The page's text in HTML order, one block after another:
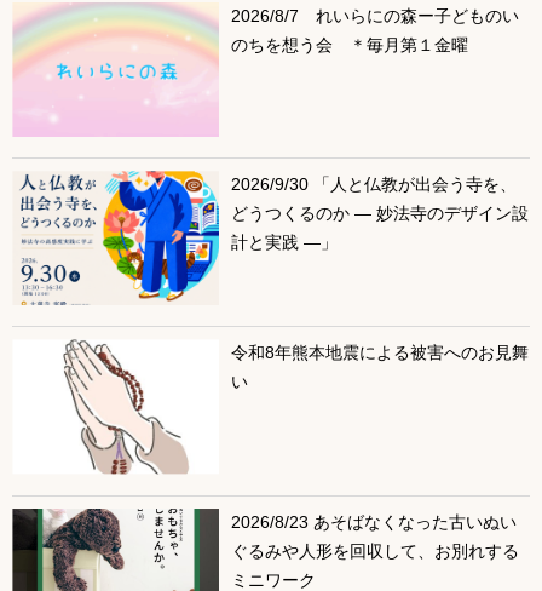
2026/8/7 れいらにの森ー子どものい
のちを想う会 ＊毎月第１金曜
2026/9/30 「人と仏教が出会う寺を、
どうつくるのか ― 妙法寺のデザイン設
計と実践 ―」
令和8年熊本地震による被害へのお見舞
い
2026/8/23 あそばなくなった古いぬい
ぐるみや人形を回収して、お別れする
ミニワーク